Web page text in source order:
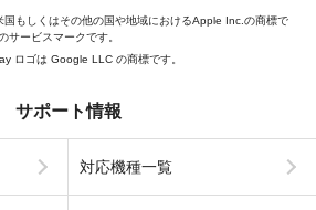
もしくはその他の国や地域におけるApple Inc.の商標で
ービスマークです。
ロゴは Google LLC の商標です。
サポート情報
対応機種一覧